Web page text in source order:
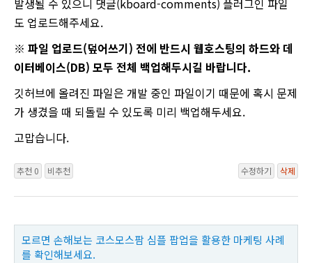
도 업로드해주세요.
※ 파일 업로드(덮어쓰기) 전에 반드시 웹호스팅의 하드와 데
이터베이스(DB) 모두 전체 백업해두시길 바랍니다.
깃허브에 올려진 파일은 개발 중인 파일이기 때문에 혹시 문제
가 생겼을 때 되돌릴 수 있도록 미리 백업해두세요.
고맙습니다.
추천 0 비추천 수정하기 삭제
모르면 손해보는 코스모스팜 심플 팝업을 활용한 마케팅 사례
를 확인해보세요.